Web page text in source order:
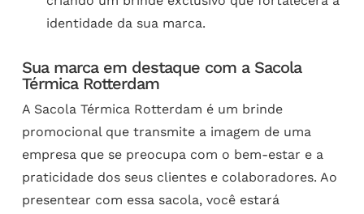
identidade da sua marca.
Sua marca em destaque com a Sacola
Térmica Rotterdam
A Sacola Térmica Rotterdam é um brinde
promocional que transmite a imagem de uma
empresa que se preocupa com o bem-estar e a
praticidade dos seus clientes e colaboradores. Ao
presentear com essa sacola, você estará